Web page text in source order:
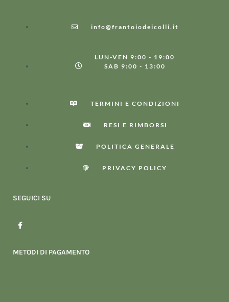
info@frantoiodeicolli.it
LUN-VEN 9:00 - 19:00
SAB 9:00 - 13:00
TERMINI E CONDIZIONI
RESI E RIMBORSI
POLITICA GENERALE
PRIVACY POLICY
SEGUICI SU
F
a
b
o
METODI DI PAGAMENTO